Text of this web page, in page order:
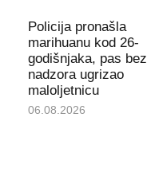
Policija pronašla
marihuanu kod 26-
godišnjaka, pas bez
nadzora ugrizao
maloljetnicu
06.08.2026